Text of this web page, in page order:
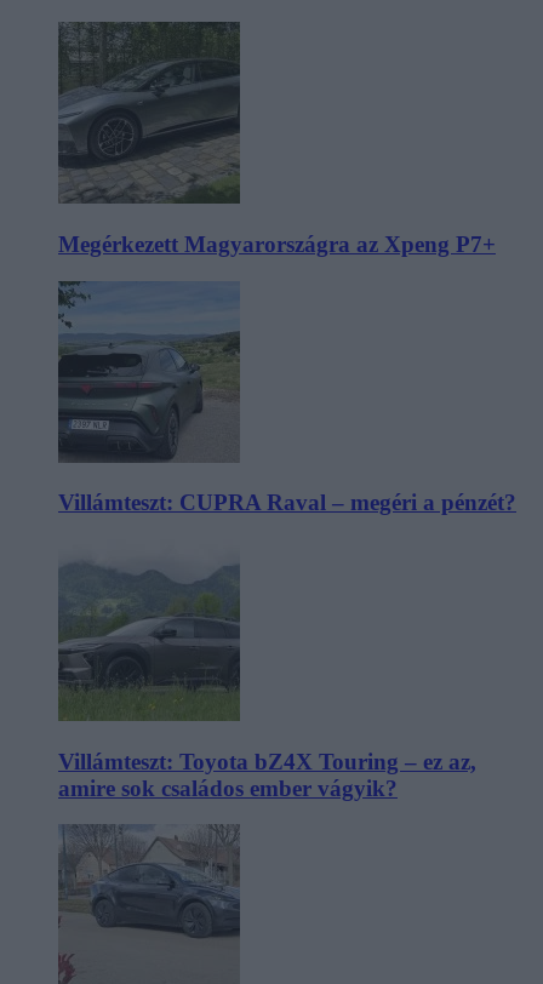
Megérkezett Magyarországra az Xpeng P7+
Villámteszt: CUPRA Raval – megéri a pénzét?
Villámteszt: Toyota bZ4X Touring – ez az,
amire sok családos ember vágyik?